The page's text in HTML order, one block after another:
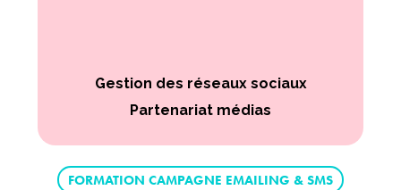
Gestion des réseaux sociaux
Partenariat médias
FORMATION CAMPAGNE EMAILING & SMS